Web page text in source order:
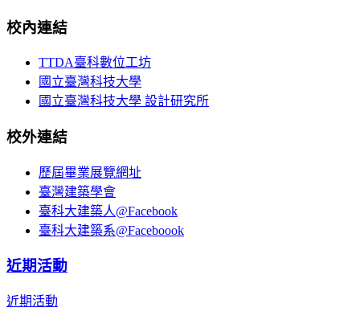
校內連結
TTDA臺科數位工坊
國立臺灣科技大學
國立臺灣科技大學 設計研究所
校外連結
歷屆畢業展覽網址
臺灣建築學會
臺科大建築人@Facebook
臺科大建築系@Faceboook
近期活動
近期活動